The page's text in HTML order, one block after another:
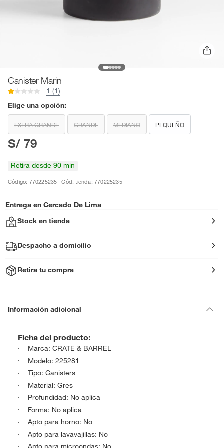
Canister Marin
1 (1)
Elige una opción:
EXTRA GRANDE GRANDE MEDIANO PEQUEÑO
S/ 79
Retira desde 90 min
Código: 770225235 Cód. tienda: 770225235
Entrega en Cercado De Lima
Stock en tienda
Despacho a domicilio
Retira tu compra
Información adicional
Ficha del producto:
Marca: CRATE & BARREL
Modelo: 225281
Tipo: Canisters
Material: Gres
Profundidad: No aplica
Forma: No aplica
Apto para horno: No
Apto para lavavajillas: No